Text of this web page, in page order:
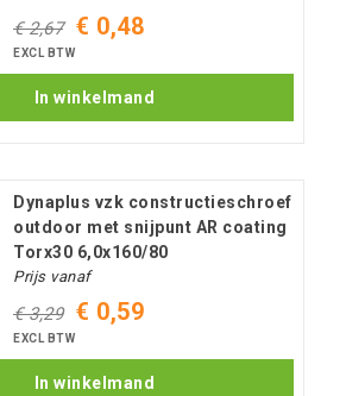
€ 2,67 € 0,48
EXCL BTW
In winkelmand
Dynaplus vzk constructieschroef
outdoor met snijpunt AR coating
Torx30 6,0x160/80
Prijs vanaf
€ 3,29 € 0,59
EXCL BTW
In winkelmand